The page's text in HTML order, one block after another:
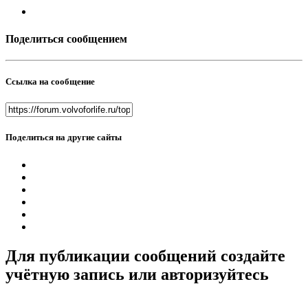
Поделиться сообщением
Ссылка на сообщение
Поделиться на другие сайты
Для публикации сообщений создайте
учётную запись или авторизуйтесь